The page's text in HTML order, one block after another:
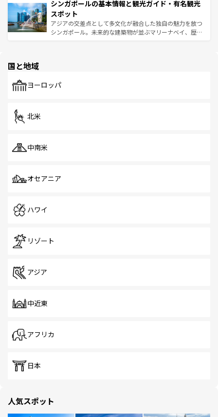
参照してほしい。
激する。気候は一年中温暖で、どの季節にも異なる楽しみ
が待っている。親しみやすいタイの人々、仏教を中心とし
た文化、そして多様な観光資源が、訪れる旅人を魅了し続
ける。 なお、新着のタイ情報はコンテンツ一覧を参照して
み、どこを訪れても感動するはず。観光スポットが密集し
ており、効率よく見どころを回れるのも魅力。息をのむよ
うな絶景から文化的な体験まで、香港を存分に楽しみ尽く
そう。 なお、新着の香港情報はコンテンツ一覧を参照して
シンガポールの基本情報と観光ガイド・有名観光
スポット
アジアの交差点として多文化が融合した独自の魅力を放つ
シンガポール。未来的な建築物が並ぶマリーナベイ、歴史
で、ホーカーズは地元の風情を楽しめる外せないスポット
国と地域
ヨーロッパ
北米
中南米
オセアニア
ハワイ
リゾート
アジア
中近東
アフリカ
日本
人気スポット